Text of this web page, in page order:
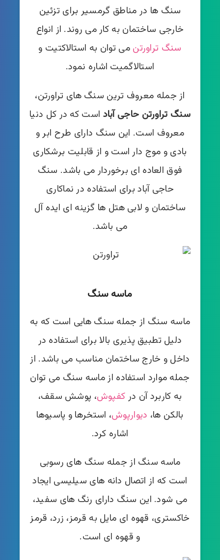
سنگ ها در مناطق گرمسیر برای تزئین
خارجی ساختمان به کار می روند. از انواع
سنگ تراورتن می توان به استالاكتيت و
استالاگميت اشاره نمود.
از جمله معروف ترین سنگ های تراورتن،
سنگ تراورتن حاجی آباد است که در کل دنیا
معروف است. این سنگ دارای طرح ابر و
بادی و موج دار است و از قابلیت برشکاری
فوق العاده ای برخوردار می باشد. سنگ
حاجی آباد برای استفاده در نماکاری
ساختمان و لابی هتل ها گزینه ای ایده آل
می باشد.
ماسه سنگ
ماسه سنگ از جمله سنگ هایی است که به
دلیل تطبیق پذیری بالا برای استفاده در
داخل و خارج ساختمان مناسب می باشد. از
جمله موارد استفاده از ماسه سنگ می توان
به کاربرد آن در کفپوش، پوشش سقف،
بالکن ها، دیوارپوش، استخرها و پاسیوها
اشاره کرد.
ماسه سنگ از جمله سنگ های رسوبی
است که از اتصال دانه های سیلیسی ایجاد
می شود. این سنگ دارای رنگ های سفید،
خاکستری، قهوه ای مایل به قرمز، زرد، قرمز
و قهوه ای است.